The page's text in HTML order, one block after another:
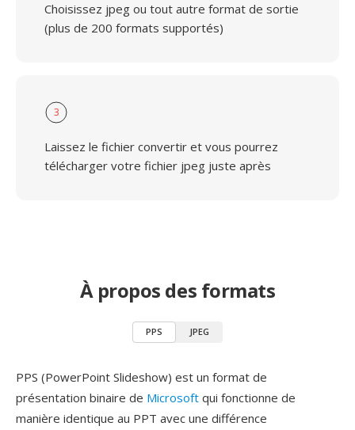
Choisissez jpeg ou tout autre format de sortie
(plus de 200 formats supportés)
3
Laissez le fichier convertir et vous pourrez
télécharger votre fichier jpeg juste après
À propos des formats
PPS JPEG
PPS (PowerPoint Slideshow) est un format de
présentation binaire de Microsoft qui fonctionne de
manière identique au PPT avec une différence